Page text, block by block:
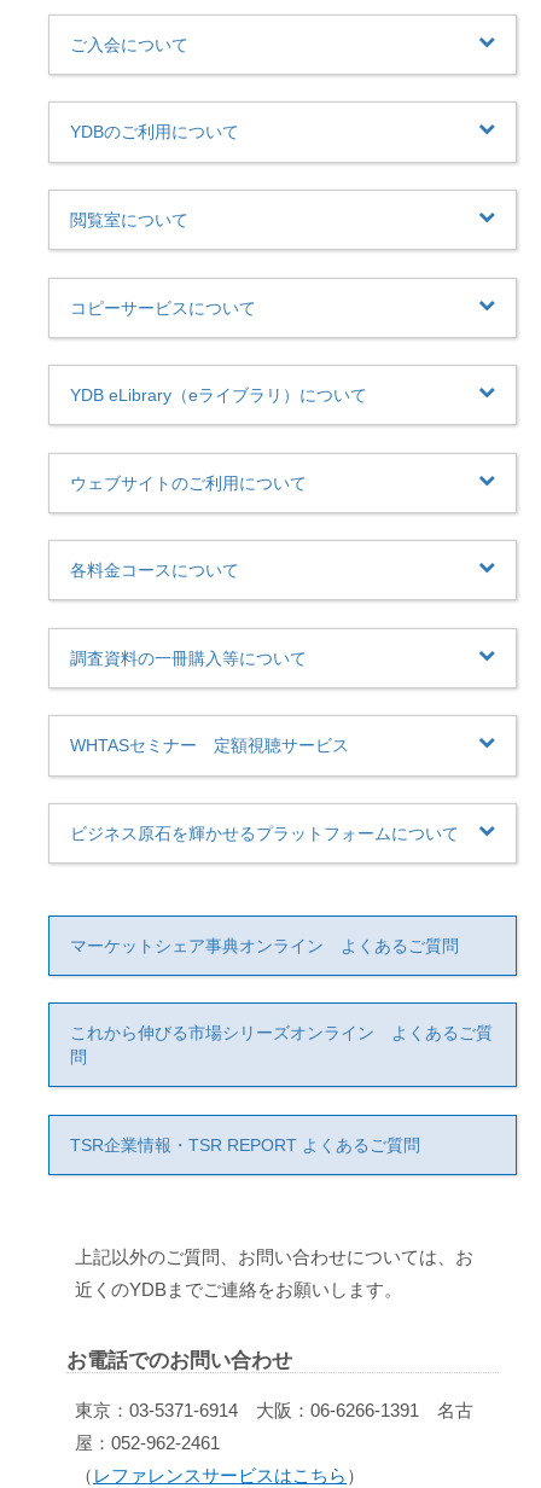
ご入会について
YDBのご利用について
閲覧室について
コピーサービスについて
YDB eLibrary（eライブラリ）について
ウェブサイトのご利用について
各料金コースについて
調査資料の一冊購入等について
WHTASセミナー 定額視聴サービス
ビジネス原石を輝かせるプラットフォームについて
マーケットシェア事典オンライン よくあるご質問
これから伸びる市場シリーズオンライン よくあるご質
問
TSR企業情報・TSR REPORT よくあるご質問
上記以外のご質問、お問い合わせについては、お
近くのYDBまでご連絡をお願いします。
お電話でのお問い合わせ
東京：03-5371-6914 大阪：06-6266-1391 名古
屋：052-962-2461
（ レファレンスサービスはこちら ）